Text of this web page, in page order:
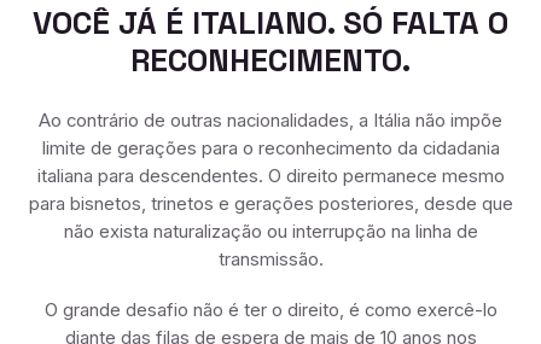
VOCÊ JÁ É ITALIANO. SÓ FALTA O
RECONHECIMENTO.
Ao contrário de outras nacionalidades, a Itália não impõe
limite de gerações para o reconhecimento da cidadania
italiana para descendentes. O direito permanece mesmo
para bisnetos, trinetos e gerações posteriores, desde que
não exista naturalização ou interrupção na linha de
transmissão.
O grande desafio não é ter o direito, é como exercê-lo
diante das filas de espera de mais de 10 anos nos